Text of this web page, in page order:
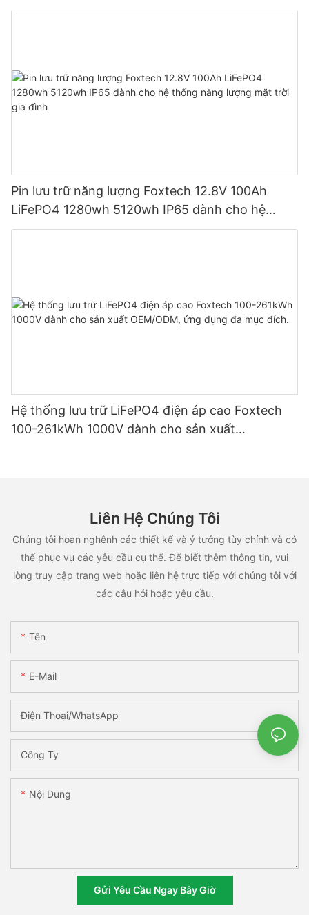
5120wh IP65
Pin lưu trữ năng lượng Foxtech 12.8V 100Ah
LiFePO4 1280wh 5120wh IP65 dành cho hệ
thống năng lượng mặt trời gia đình
Hệ thống lưu trữ LiFePO4 điện áp cao Foxtech
100-261kWh 1000V dành cho sản xuất
Liên Hệ Chúng Tôi
Chúng tôi hoan nghênh các thiết kế và ý tưởng tùy chỉnh và có
thể phục vụ các yêu cầu cụ thể. Để biết thêm thông tin, vui
lòng truy cập trang web hoặc liên hệ trực tiếp với chúng tôi với
các câu hỏi hoặc yêu cầu.
Tên
E-Mail
Điện Thoại/WhatsApp
Công Ty
Nội Dung
Gửi Yêu Cầu Ngay Bây Giờ